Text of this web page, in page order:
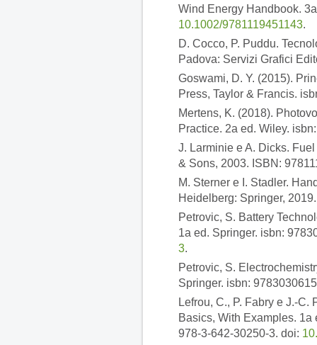
Wind Energy Handbook.
10.1002/9781119451143.
D. Cocco, P. Puddu.
Padova: Servizi Grafici
Goswami, D. Y. (2015).
Press, Taylor & Francis.
Mertens, K. (2018).
Practice. 2a ed. Wiley.
J. Larminie e A. Dicks.
& Sons, 2003. ISBN:
M. Sterner e I. Stadler.
Heidelberg: Springer,
Petrovic, S. Battery
1a ed. Springer. isbn:
3.
Petrovic, S.
Springer. isbn:
Lefrou, C., P. Fabry e J.-C.
Basics, With Examples.
978-3-642-30250-3. doi: